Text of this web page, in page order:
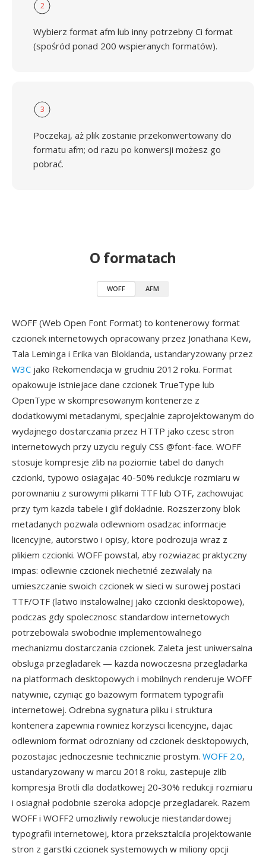
2
Wybierz format afm lub inny potrzebny Ci format
(spośród ponad 200 wspieranych formatów).
3
Poczekaj, aż plik zostanie przekonwertowany do
formatu afm; od razu po konwersji możesz go
pobrać.
O formatach
WOFF AFM
WOFF (Web Open Font Format) to kontenerowy format
czcionek internetowych opracowany przez Jonathana Kew,
Tala Leminga i Erika van Bloklanda, ustandaryzowany przez
W3C jako Rekomendacja w grudniu 2012 roku. Format
opakowuje istniejace dane czcionek TrueType lub
OpenType w skompresowanym kontenerze z
dodatkowymi metadanymi, specjalnie zaprojektowanym do
wydajnego dostarczania przez HTTP jako czesc stron
internetowych przy uzyciu reguly CSS @font-face. WOFF
stosuje kompresje zlib na poziomie tabel do danych
czcionki, typowo osiagajac 40-50% redukcje rozmiaru w
porownaniu z surowymi plikami TTF lub OTF, zachowujac
przy tym kazda tabele i glif dokladnie. Rozszerzony blok
metadanych pozwala odlewniom osadzac informacje
licencyjne, autorstwo i opisy, ktore podrozuja wraz z
plikiem czcionki. WOFF powstal, aby rozwiazac praktyczny
impas: odlewnie czcionek niechetnié zezwalaly na
umieszczanie swoich czcionek w sieci w surowej postaci
TTF/OTF (latwo instalowalnej jako czcionki desktopowe),
podczas gdy spolecznosc standardow internetowych
potrzebowala swobodnie implementowalnego
mechanizmu dostarczania czcionek. Zaleta jest uniwersalna
obsluga przegladarek — kazda nowoczesna przegladarka
na platformach desktopowych i mobilnych renderuje WOFF
natywnie, czyniąc go bazowym formatem typografii
internetowej. Odrebna sygnatura pliku i struktura
kontenera zapewnia rowniez korzysci licencyjne, dajac
odlewniom format odrozniany od czcionek desktopowych,
pozostajac jednoczesnie technicznie prostym. WOFF 2.0,
ustandaryzowany w marcu 2018 roku, zastepuje zlib
kompresja Brotli dla dodatkowej 20-30% redukcji rozmiaru
i osiagnał podobnie szeroka adopcje przegladarek. Razem
WOFF i WOFF2 umozliwily rewolucje niestandardowej
typografii internetowej, ktora przeksztalcila projektowanie
stron z garstki czcionek systemowych w miliony opcji